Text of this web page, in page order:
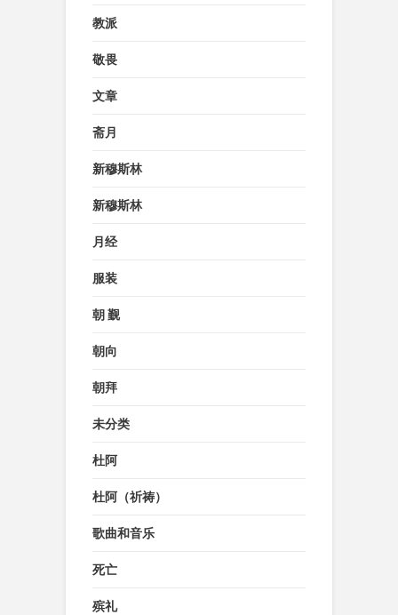
教派
敬畏
文章
斋月
新穆斯林
新穆斯林
月经
服装
朝 觐
朝向
朝拜
未分类
杜阿
杜阿（祈祷）
歌曲和音乐
死亡
殡礼